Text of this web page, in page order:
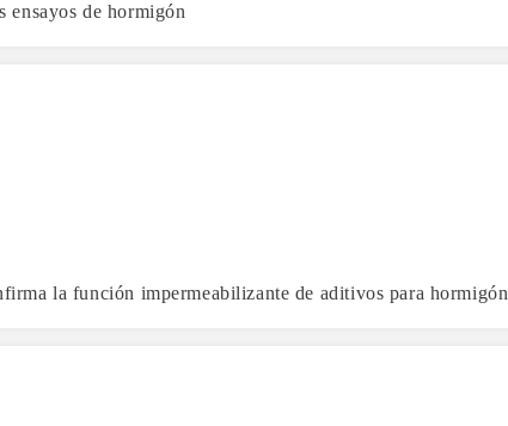
ensayos de hormigón
la función impermeabilizante de aditivos para hormigón